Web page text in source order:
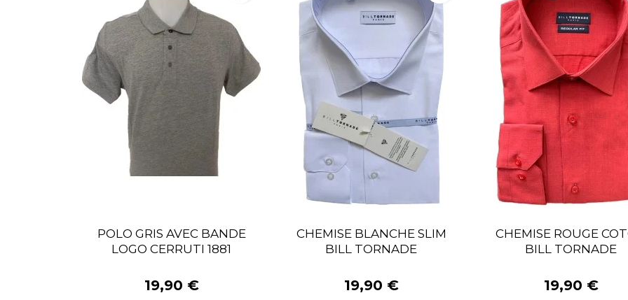
POLO GRIS AVEC BANDE
LOGO CERRUTI 1881
19,90 €
CHEMISE BLANCHE SLIM
BILL TORNADE
19,90 €
CHEMISE ROUGE
BILL TORNADE
19,90 €